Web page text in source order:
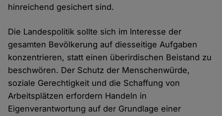
hinreichend gesichert sind.
Die Landespolitik sollte sich im Interesse der
gesamten Bevölkerung auf diesseitige Aufgaben
konzentrieren, statt einen überirdischen Beistand zu
beschwören. Der Schutz der Menschenwürde,
soziale Gerechtigkeit und die Schaffung von
Arbeitsplätzen erfordern Handeln in
Eigenverantwortung auf der Grundlage einer